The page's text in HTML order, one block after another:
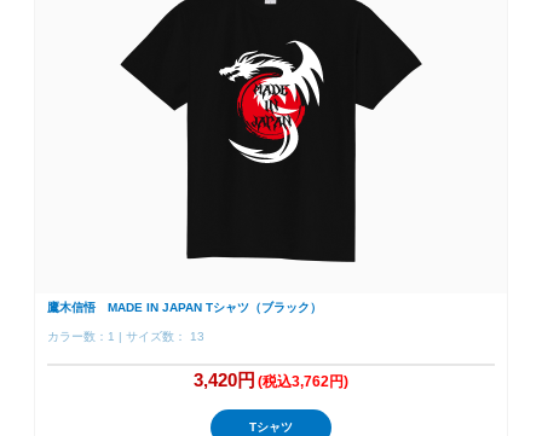
鷹木信悟 MADE IN JAPAN Tシャツ（ブラック）
カラー数：1 | サイズ数： 13
3,420円 (税込3,762円)
Tシャツ